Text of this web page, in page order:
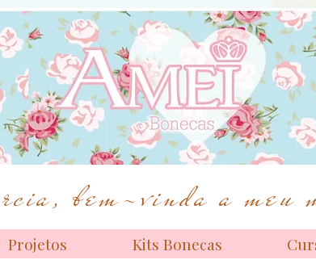
bem-vinda a meu
Projetos Kits Bonecas
Bonecas de alta costura